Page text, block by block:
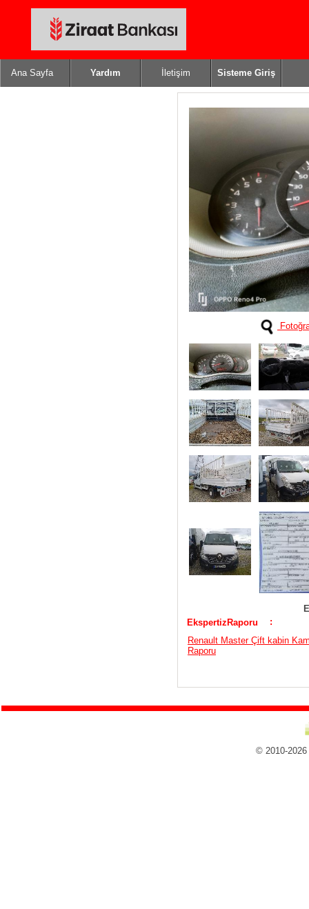
Ana Sayfa Yardım İletişim Sisteme Giriş
EkspertizRaporu
:
Renault Master Çift kabin
Raporu
© 2010-2026